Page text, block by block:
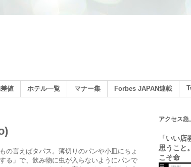
値 ホテル一覧 マナー集 Forbes JAPAN連載
の言えばタパス。薄切りのパンや小皿にちょ
る」で、飲み物に虫が入らないようにパンで
アクセス急
「いい
思うこと
こそ命